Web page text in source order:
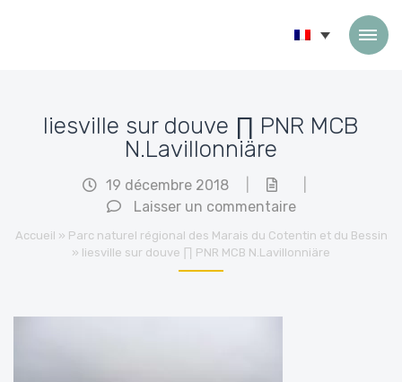
liesville sur douve ∏ PNR MCB
N.Lavillonniäre
19 décembre 2018
Laisser un commentaire
Accueil » Parc naturel régional des Marais du Cotentin et du Bessin
» liesville sur douve ∏ PNR MCB N.Lavillonniäre